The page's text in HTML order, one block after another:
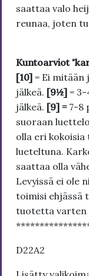
saattaa valo
reunaa, joten
Kuntoarviot
[10] = Ei mitään
jälkeä. [9½] =
jälkeä. [9] = 7-8
suoraan
olla eri
lueteltuna.
saattaa olla
Levyissä ei ole
toimisi ehjässä
tuotetta varten
D22A2